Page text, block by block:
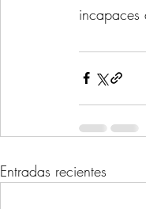
incapaces
Entradas recientes